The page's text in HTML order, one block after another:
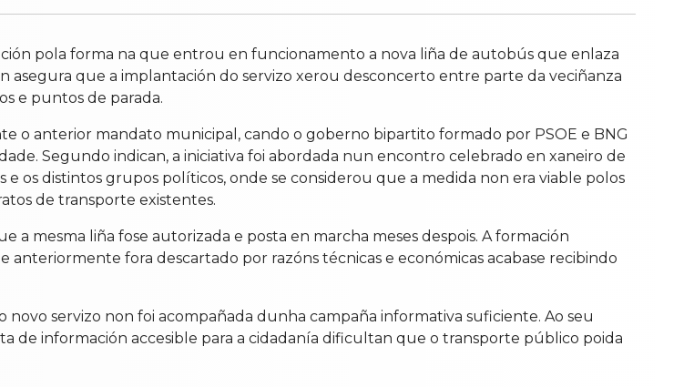
pola forma na que entrou en funcionamento a nova liña de autobús que enlaza
asegura que a implantación do servizo xerou desconcerto entre parte da veciñanza
e puntos de parada.
o anterior mandato municipal, cando o goberno bipartito formado por PSOE e BNG
Segundo indican, a iniciativa foi abordada nun encontro celebrado en xaneiro de
os distintos grupos políticos, onde se considerou que a medida non era viable polos
de transporte existentes.
mesma liña fose autorizada e posta en marcha meses despois. A formación
fora descartado por razóns técnicas e económicas acabase recibindo
novo servizo non foi acompañada dunha campaña informativa suficiente. Ao seu
de información accesible para a cidadanía dificultan que o transporte público poida